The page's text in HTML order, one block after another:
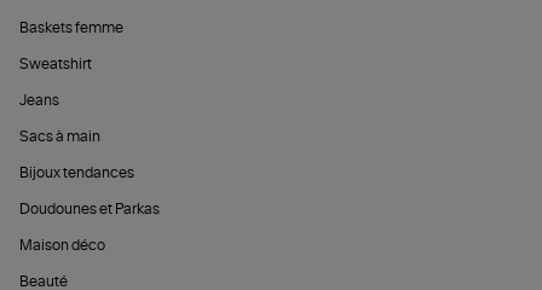
Baskets femme
Sweatshirt
Jeans
Sacs à main
Bijoux tendances
Doudounes et Parkas
Maison déco
Beauté